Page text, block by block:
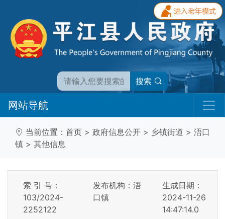
搜索
网站导航
当前位置： 首页 > 政府信息公开 > 乡镇街道 > 浯口
镇 > 其他信息
索 引 号：
103/2024-
2252122
发布机构：浯
口镇
生成日期：
2024-11-26
14:47:14.0